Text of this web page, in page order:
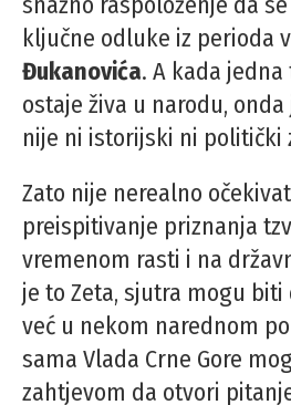
ključne odluke iz perioda
Đukanovića. A kada
ostaje živa u narodu,
nije ni istorijski ni politički
Zato nije nerealno
preispitivanje priznanja
vremenom rasti i na
je to Zeta, sjutra mogu
već u nekom narednom
sama Vlada Crne Gore
zahtjevom da otvori